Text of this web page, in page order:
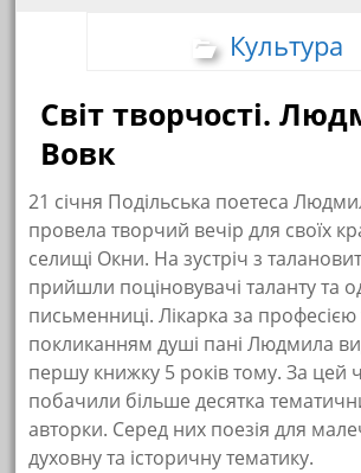
Культура
Світ творчості.
Вовк
21 січня Подільська поетеса
провела творчий вечір для своїх
селищі Окни. На зустріч з
прийшли поціновувачі таланту та
письменниці. Лікарка за професією
покликанням душі пані Людмила
першу книжку 5 років тому. За цей
побачили більше десятка
авторки. Серед них поезія для
духовну та історичну тематику.